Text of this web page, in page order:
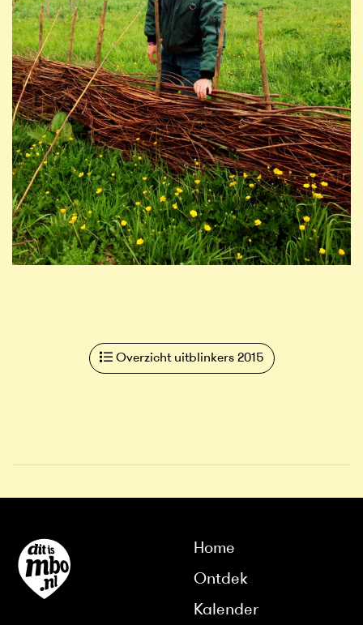
Overzicht uitblinkers 2015
Home
Ontdek
Kalender